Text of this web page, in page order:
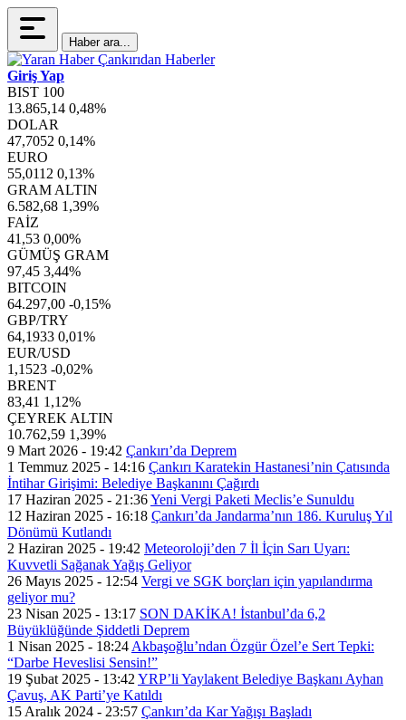
Haber ara...
Giriş Yap
BIST 100
13.865,14 0,48%
DOLAR
47,7052 0,14%
EURO
55,0112 0,13%
GRAM ALTIN
6.582,68 1,39%
FAİZ
41,53 0,00%
GÜMÜŞ GRAM
97,45 3,44%
BITCOIN
64.297,00 -0,15%
GBP/TRY
64,1933 0,01%
EUR/USD
1,1523 -0,02%
BRENT
83,41 1,12%
ÇEYREK ALTIN
10.762,59 1,39%
9 Mart 2026 - 19:42 Çankırı’da Deprem
1 Temmuz 2025 - 14:16 Çankırı Karatekin Hastanesi’nin Çatısında
İntihar Girişimi: Belediye Başkanını Çağırdı
17 Haziran 2025 - 21:36Yeni Vergi Paketi Meclis’e Sunuldu
12 Haziran 2025 - 16:18 Çankırı’da Jandarma’nın 186. Kuruluş Yıl
Dönümü Kutlandı
2 Haziran 2025 - 19:42 Meteoroloji’den 7 İl İçin Sarı Uyarı:
Kuvvetli Sağanak Yağış Geliyor
26 Mayıs 2025 - 12:54 Vergi ve SGK borçları için yapılandırma
geliyor mu?
23 Nisan 2025 - 13:17 SON DAKİKA! İstanbul’da 6,2
Büyüklüğünde Şiddetli Deprem
1 Nisan 2025 - 18:24 Akbaşoğlu’ndan Özgür Özel’e Sert Tepki:
“Darbe Heveslisi Sensin!”
19 Şubat 2025 - 13:42 YRP’li Yaylakent Belediye Başkanı Ayhan
Çavuş, AK Parti’ye Katıldı
15 Aralık 2024 - 23:57 Çankırı’da Kar Yağışı Başladı